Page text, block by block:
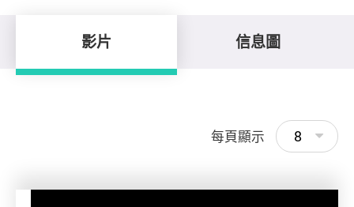
影片 信息圖
每頁顯示 8